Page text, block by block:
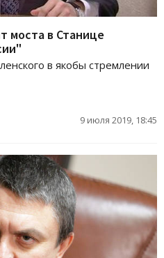
моста в Станице
в якобы стремлении
9 июля 2019, 18:45